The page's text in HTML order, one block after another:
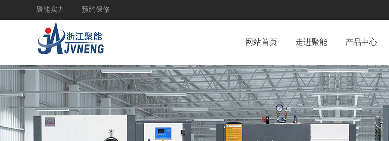
聚能实力 | 预约保修
网站首页 走进聚能 产品中心